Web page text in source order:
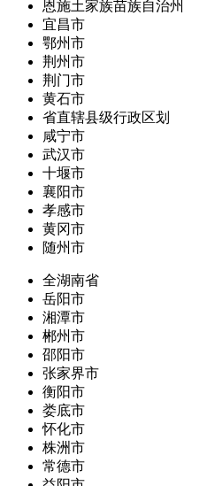
恩施土家族苗族自治州
宜昌市
鄂州市
荆州市
荆门市
黄石市
省直辖县级行政区划
咸宁市
武汉市
十堰市
襄阳市
孝感市
黄冈市
随州市
全湖南省
岳阳市
湘潭市
郴州市
邵阳市
张家界市
衡阳市
娄底市
怀化市
株洲市
常德市